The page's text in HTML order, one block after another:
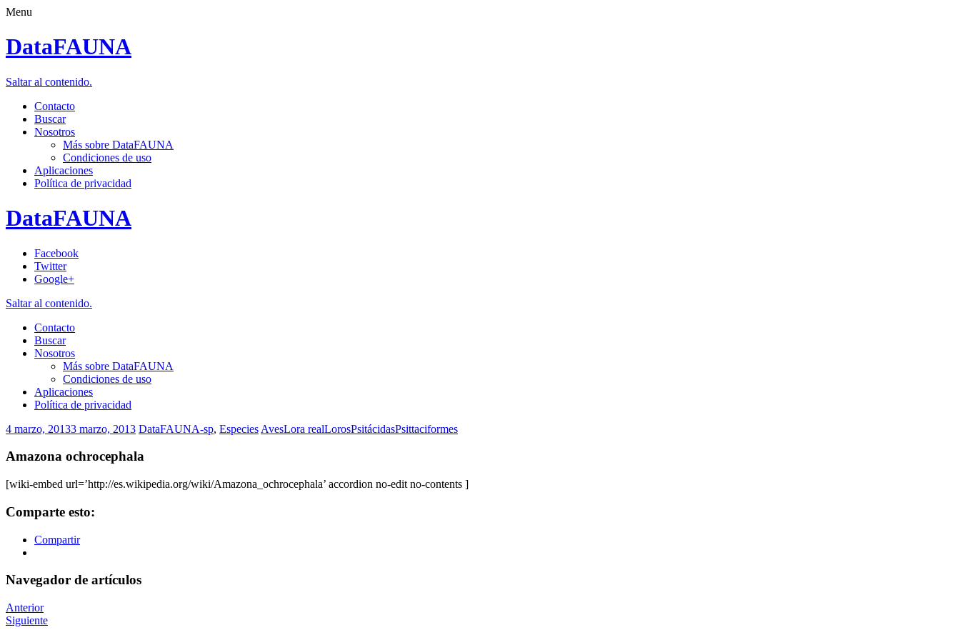
Menu
DataFAUNA
Saltar al contenido.
Contacto
Buscar
Nosotros
Más sobre DataFAUNA
Condiciones de uso
Aplicaciones
Política de privacidad
DataFAUNA
Facebook
Twitter
Google+
Saltar al contenido.
Contacto
Buscar
Nosotros
Más sobre DataFAUNA
Condiciones de uso
Aplicaciones
Política de privacidad
4 marzo, 20133 marzo, 2013 DataFAUNA-sp, Especies AvesLora realLorosPsitácidasPsittaciformes
Amazona ochrocephala
[wiki-embed url=’http://es.wikipedia.org/wiki/Amazona_ochrocephala’ accordion no-edit no-contents ]
Comparte esto:
Compartir
Navegador de artículos
Anterior
Siguiente